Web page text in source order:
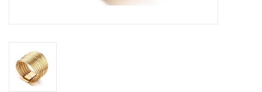
Ohlala Jewels
LIFESTYLE PRODUCTEN